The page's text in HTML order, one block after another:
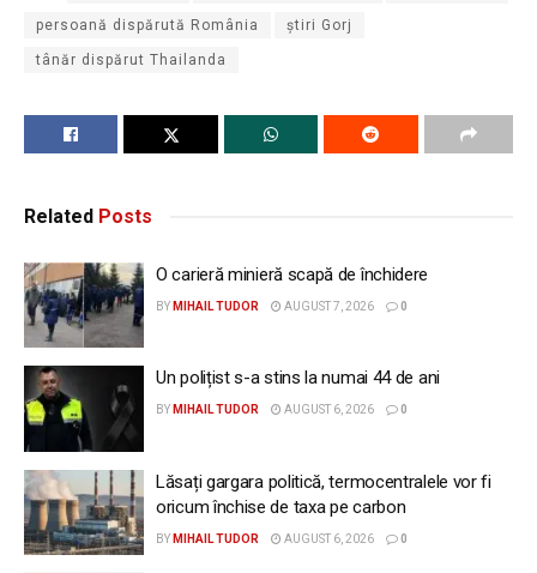
persoană dispărută România știri Gorj
tânăr dispărut Thailanda
Related Posts
O carieră minieră scapă de închidere
BY MIHAIL TUDOR AUGUST 7, 2026 0
Un polițist s-a stins la numai 44 de ani
BY MIHAIL TUDOR AUGUST 6, 2026 0
Lăsați gargara politică, termocentralele vor fi
oricum închise de taxa pe carbon
BY MIHAIL TUDOR AUGUST 6, 2026 0